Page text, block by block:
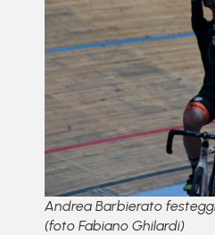
Andrea Barbierato
(foto Fabiano Ghilardi)